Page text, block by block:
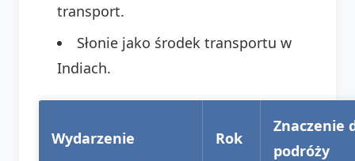
transport.
Słonie jako środek transportu w
Indiach.
Wydarzenie Rok
Znaczenie
podróży